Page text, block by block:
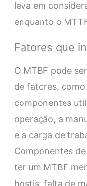
leva em
enquanto o
Fatores que
O MTBF pode
de fatores,
componentes
operação, a
e a carga de
Componentes
ter um MTBF
hostis, falta de